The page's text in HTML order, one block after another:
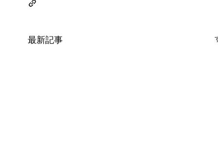
最新記事